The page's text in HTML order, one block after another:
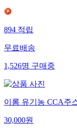
894 적립
무료배송
1,526명 구매중
이롬 유기농 CCA주
30,000원